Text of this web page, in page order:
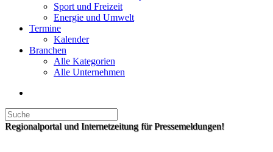
Sport und Freizeit
Energie und Umwelt
Termine
Kalender
Branchen
Alle Kategorien
Alle Unternehmen
Regionalportal und Internetzeitung für Pressemeldungen!